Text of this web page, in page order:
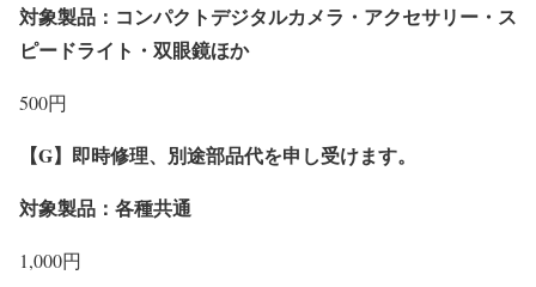
対象製品：コンパクトデジタルカメラ・アクセサリー・ス
ピードライト・双眼鏡ほか
500円
【G】即時修理、別途部品代を申し受けます。
対象製品：各種共通
1,000円